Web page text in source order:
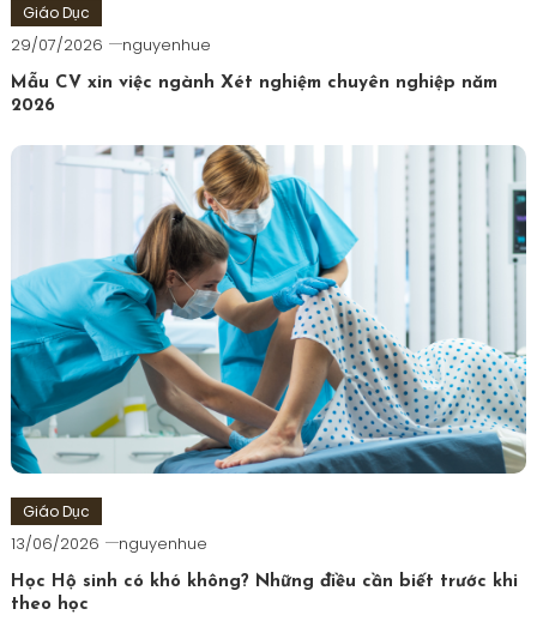
Giáo Dục
29/07/2026 nguyenhue
Mẫu CV xin việc ngành Xét nghiệm chuyên nghiệp năm
2026
Giáo Dục
13/06/2026 nguyenhue
Học Hộ sinh có khó không? Những điều cần biết trước khi
theo học